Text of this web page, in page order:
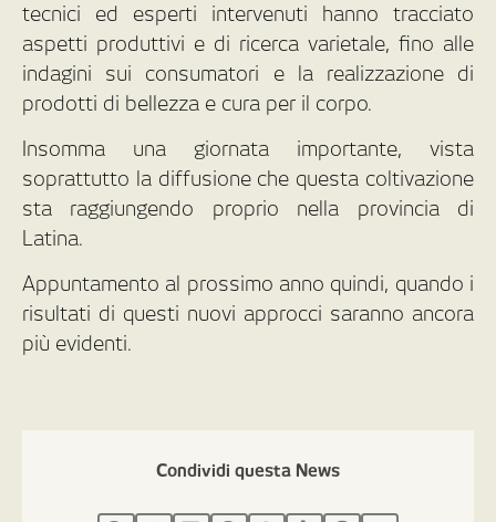
tecnici ed esperti intervenuti hanno tracciato
aspetti produttivi e di ricerca varietale, fino alle
indagini sui consumatori e la realizzazione di
prodotti di bellezza e cura per il corpo.
Insomma una giornata importante, vista
soprattutto la diffusione che questa coltivazione
sta raggiungendo proprio nella provincia di
Latina.
Appuntamento al prossimo anno quindi, quando i
risultati di questi nuovi approcci saranno ancora
più evidenti.
Condividi questa News